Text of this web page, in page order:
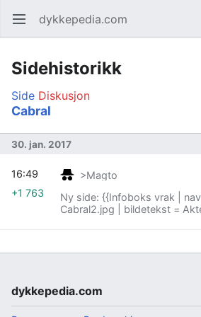
Åpne hovedmenyen dykkepedia.com
Sidehistorikk
Side Diskusjon
Cabral
30. jan. 2017
>Magto
Ny side: {{Infoboks vrak |
Cabral2.jpg | bildetekst =
16:49
+1 763
dykkepedia.com